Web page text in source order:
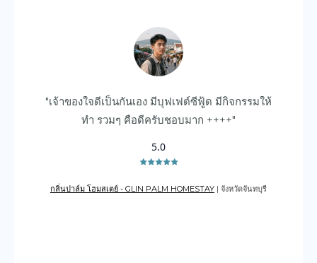
"เจ้าของใจดีเป็นกันเอง มีบุฟเฟต์ซีฟู้ด มีกิจกรรมให้
ทำ รวมๆ คือดีครับชอบมาก ++++"
5.0
กลิ่นปาล์ม โฮมสเตย์ - GLIN PALM HOMESTAY | จังหวัดจันทบุรี